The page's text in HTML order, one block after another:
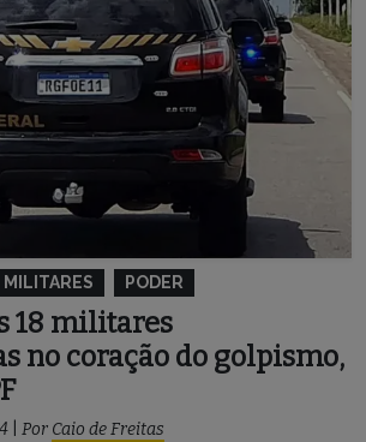
MILITARES PODER
18 militares
no coração do golpismo,
Por Caio de Freitas